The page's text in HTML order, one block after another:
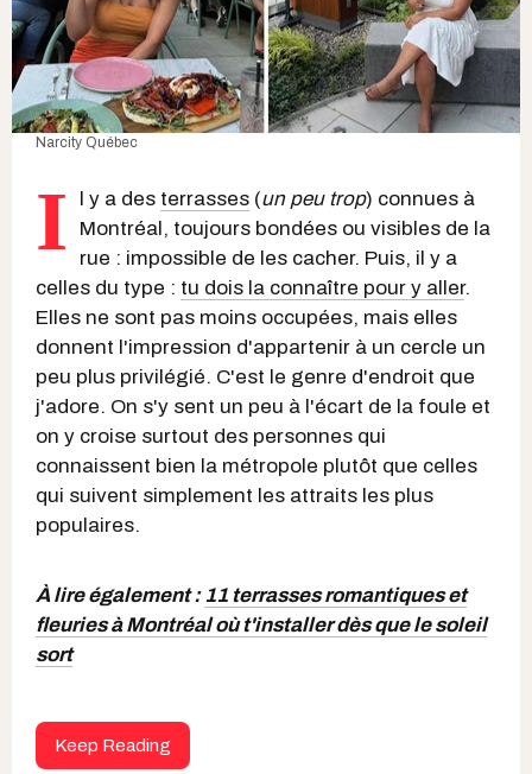
Narcity Québec
I l y a des terrasses (un peu trop) connues à
Montréal, toujours bondées ou visibles de la
rue : impossible de les cacher. Puis, il y a
celles du type : tu dois la connaître pour y aller.
Elles ne sont pas moins occupées, mais elles
donnent l'impression d'appartenir à un cercle un
peu plus privilégié. C'est le genre d'endroit que
j'adore. On s'y sent un peu à l'écart de la foule et
on y croise surtout des personnes qui
connaissent bien la métropole plutôt que celles
qui suivent simplement les attraits les plus
populaires.
À lire également : 11 terrasses romantiques et
fleuries à Montréal où t'installer dès que le soleil
sort
Keep Reading